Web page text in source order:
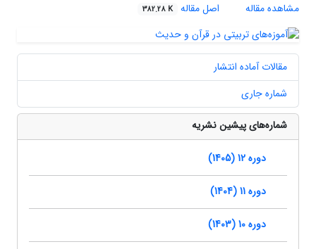
مشاهده مقاله
اصل مقاله 382.28 K
مقالات آماده انتشار
شماره جاری
شماره‌های پیشین نشریه
دوره 12 (1405)
دوره 11 (1404)
دوره 10 (1403)